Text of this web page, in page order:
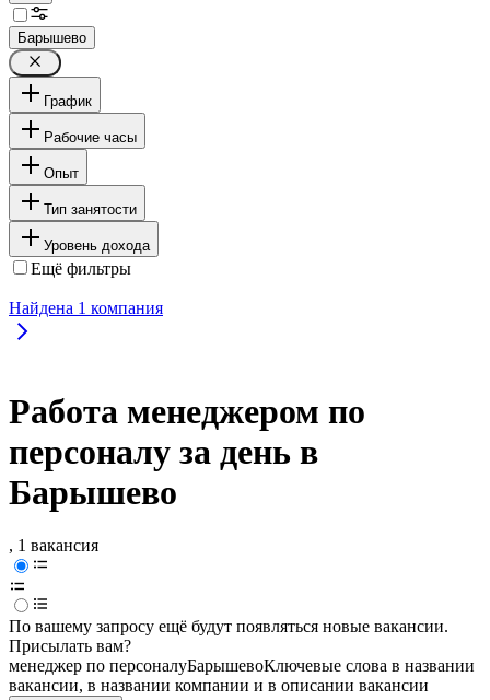
Барышево
График
Рабочие часы
Опыт
Тип занятости
Уровень дохода
Ещё фильтры
Найдена 1 компания
Работа менеджером по
персоналу за день в
Барышево
, 1 вакансия
По вашему запросу ещё будут появляться новые вакансии.
Присылать вам?
менеджер по персоналуБарышевоКлючевые слова в названии
вакансии, в названии компании и в описании вакансии